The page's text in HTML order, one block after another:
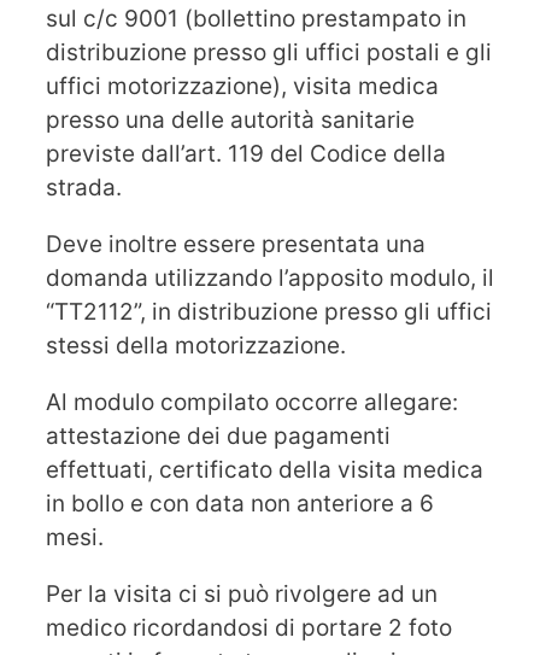
sul c/c 9001 (bollettino prestampato in
distribuzione presso gli uffici postali e gli
uffici motorizzazione), visita medica
presso una delle autorità sanitarie
previste dall’art. 119 del Codice della
strada.
Deve inoltre essere presentata una
domanda utilizzando l’apposito modulo, il
“TT2112”, in distribuzione presso gli uffici
stessi della motorizzazione.
Al modulo compilato occorre allegare:
attestazione dei due pagamenti
effettuati, certificato della visita medica
in bollo e con data non anteriore a 6
mesi.
Per la visita ci si può rivolgere ad un
medico ricordandosi di portare 2 foto